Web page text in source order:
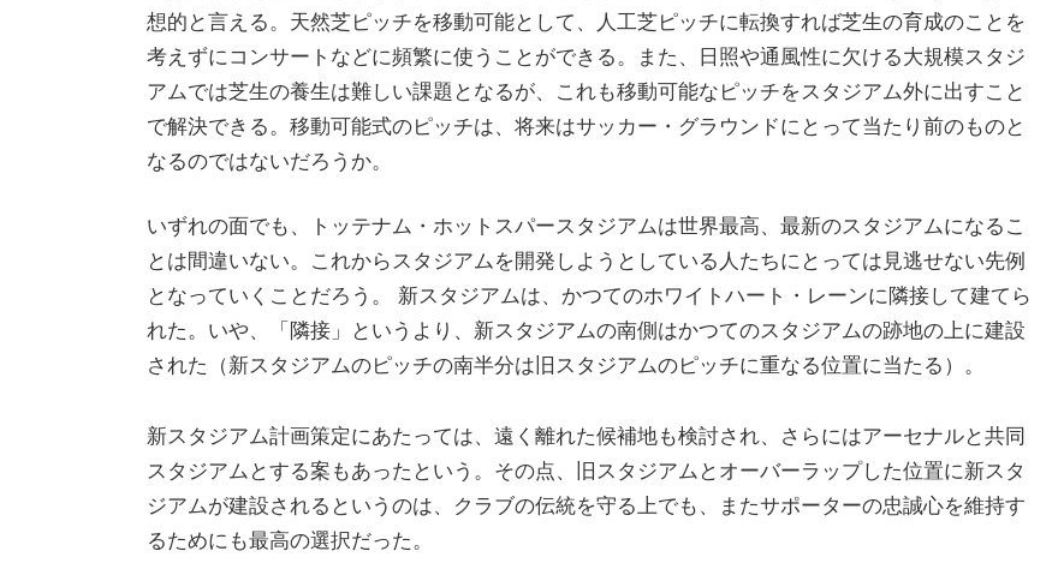
想的と言える。天然芝ピッチを移動可能として、人工芝ピッチに転換すれば芝生の育成のことを
考えずにコンサートなどに頻繁に使うことができる。また、日照や通風性に欠ける大規模スタジ
アムでは芝生の養生は難しい課題となるが、これも移動可能なピッチをスタジアム外に出すこと
で解決できる。移動可能式のピッチは、将来はサッカー・グラウンドにとって当たり前のものと
なるのではないだろうか。
いずれの面でも、トッテナム・ホットスパースタジアムは世界最高、最新のスタジアムになるこ
とは間違いない。これからスタジアムを開発しようとしている人たちにとっては見逃せない先例
となっていくことだろう。 新スタジアムは、かつてのホワイトハート・レーンに隣接して建てら
れた。いや、「隣接」というより、新スタジアムの南側はかつてのスタジアムの跡地の上に建設
された（新スタジアムのピッチの南半分は旧スタジアムのピッチに重なる位置に当たる）。
新スタジアム計画策定にあたっては、遠く離れた候補地も検討され、さらにはアーセナルと共同
スタジアムとする案もあったという。その点、旧スタジアムとオーバーラップした位置に新スタ
ジアムが建設されるというのは、クラブの伝統を守る上でも、またサポーターの忠誠心を維持す
るためにも最高の選択だった。